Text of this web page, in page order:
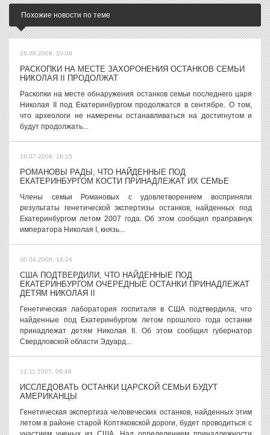
Похожие новости по теме
28.08.2008, 10:08
РАСКОПКИ НА МЕСТЕ ЗАХОРОНЕНИЯ ОСТАНКОВ СЕМЬИ
НИКОЛАЯ II ПРОДОЛЖАТ
Раскопки на месте обнаружения останков семьи последнего царя
Николая II под Екатеринбургом продолжатся в сентябре. О том,
что археологи не намерены останавливаться на достигнутом и
будут продолжать...
16.07.2008, 16:15
РОМАНОВЫ РАДЫ, ЧТО НАЙДЕННЫЕ ПОД
ЕКАТЕРИНБУРГОМ КОСТИ ПРИНАДЛЕЖАТ ИХ СЕМЬЕ
Члены семьи Романовых с удовлетворением восприняли
результаты генетической экспертизы останков, найденных под
Екатеринбургом летом 2007 года. Об этом сообщил праправнук
императора Николая I, князь...
30.04.2008, 14:24
США ПОДТВЕРДИЛИ, ЧТО НАЙДЕННЫЕ ПОД
ЕКАТЕРИНБУРГОМ ОЧЕРЕДНЫЕ ОСТАНКИ ПРИНАДЛЕЖАТ
ДЕТЯМ НИКОЛАЯ II
Генетическая лаборатория госпиталя в США подтвердила, что
найденные под Екатеринбургом летом прошлого года останки
принадлежат детям Николая II. Об этом сообщил губернатор
Свердловской области Эдуард...
12.11.2007, 06:48
ИССЛЕДОВАТЬ ОСТАНКИ ЦАРСКОЙ СЕМЬИ БУДУТ
АМЕРИКАНЦЫ
Генетическая экспертиза человеческих останков, найденных этим
летом в районе старой Коптяковской дороги, будет проводиться с